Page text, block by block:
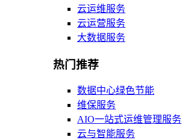
云运维服务
云运营服务
大数据服务
热门推荐
数据中心绿色节能
维保服务
AIO一站式运维管理服务
云与智能服务